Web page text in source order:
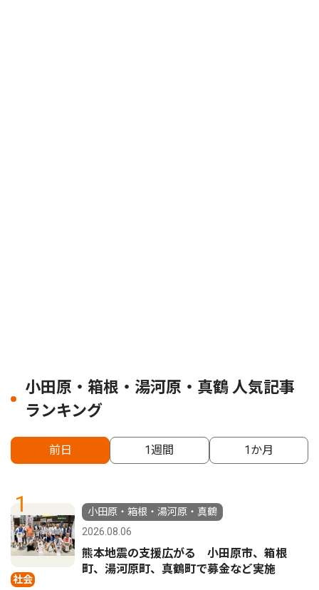
小田原・箱根・湯河原・真鶴 人気記事
ランキング
前日 1週間 1か月
1
社会
小田原・箱根・湯河原・真鶴
2026.08.06
熊本地震の支援広がる 小田原市、箱根
町、湯河原町、真鶴町で募金など実施